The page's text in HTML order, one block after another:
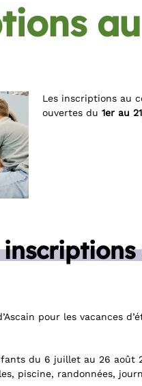
Les inscriptions au
ouvertes du 1er au
pour les vacances
du 6 juillet au 26 août
piscine, randonnées,